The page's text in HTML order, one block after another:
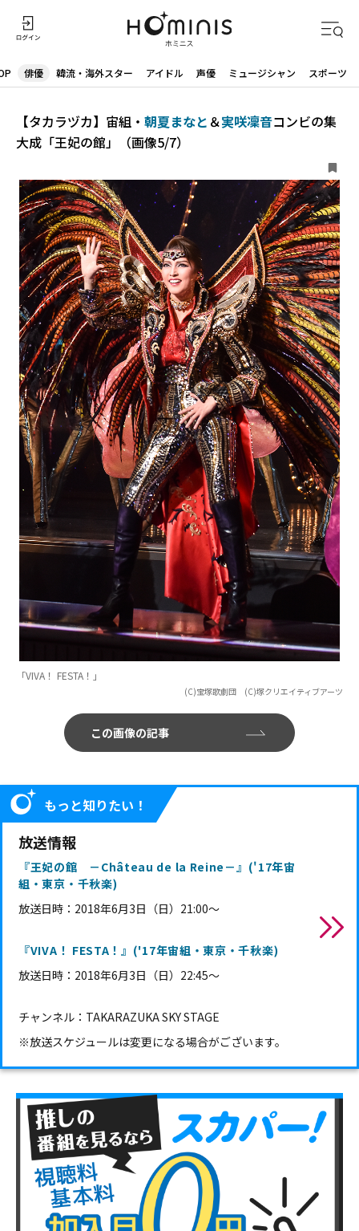
俳優 韓流・海外スター アイドル 声優 ミュージシャン スポーツ
【タカラヅカ】宙組・ 朝夏まなと ＆実咲凜音コンビの集
大成「王妃の館」（画像5/7）
「VIVA！ FESTA！」
(C)宝塚歌劇団 (C)塚クリエイティブアーツ
この画像の記事
もっと知りたい！
放送情報
『王妃の館 －Château de la Reine－』('17年宙
組・東京・千秋楽)
放送日時： 2018年6月3日（日）21:00～
『VIVA！ FESTA！』('17年宙組・東京・千秋楽)
放送日時：2018年6月3日（日）22:45～
チャンネル：TAKARAZUKA SKY STAGE
※放送スケジュールは変更になる場合がございます。